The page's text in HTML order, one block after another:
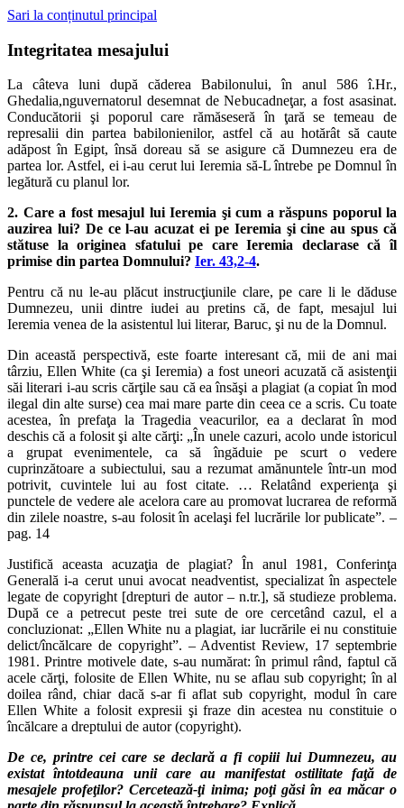
Sari la conținutul principal
Integritatea mesajului
La câteva luni după căderea Babilonului, în anul 586 î.Hr.,
Ghedalia,nguvernatorul desemnat de Nebucadneţar, a fost asasinat.
Conducătorii şi poporul care rămăseseră în ţară se temeau de
represalii din partea babilonienilor, astfel că au hotărât să caute
adăpost în Egipt, însă doreau să se asigure că Dumnezeu era de
partea lor. Astfel, ei i-au cerut lui Ieremia să-L întrebe pe Domnul în
legătură cu planul lor.
2. Care a fost mesajul lui Ieremia şi cum a răspuns poporul la
auzirea lui? De ce l-au acuzat ei pe Ieremia şi cine au spus că
stătuse la originea sfatului pe care Ieremia declarase că îl
primise din partea Domnului? Ier. 43,2-4.
Pentru că nu le-au plăcut instrucţiunile clare, pe care li le dăduse
Dumnezeu, unii dintre iudei au pretins că, de fapt, mesajul lui
Ieremia venea de la asistentul lui literar, Baruc, şi nu de la Domnul.
Din această perspectivă, este foarte interesant că, mii de ani mai
târziu, Ellen White (ca şi Ieremia) a fost uneori acuzată că asistenţii
săi literari i-au scris cărţile sau că ea însăşi a plagiat (a copiat în mod
ilegal din alte surse) cea mai mare parte din ceea ce a scris. Cu toate
acestea, în prefaţa la Tragedia veacurilor, ea a declarat în mod
deschis că a folosit şi alte cărţi: „În unele cazuri, acolo unde istoricul
a grupat evenimentele, ca să îngăduie pe scurt o vedere
cuprinzătoare a subiectului, sau a rezumat amănuntele într-un mod
potrivit, cuvintele lui au fost citate. … Relatând experienţa şi
punctele de vedere ale acelora care au promovat lucrarea de reformă
din zilele noastre, s-au folosit în acelaşi fel lucrările lor publicate”. –
pag. 14
Justifică aceasta acuzaţia de plagiat? În anul 1981, Conferinţa
Generală i-a cerut unui avocat neadventist, specializat în aspectele
legate de copyright [drepturi de autor – n.tr.], să studieze problema.
După ce a petrecut peste trei sute de ore cercetând cazul, el a
concluzionat: „Ellen White nu a plagiat, iar lucrările ei nu constituie
delict/încălcare de copyright”. – Adventist Review, 17 septembrie
1981. Printre motivele date, s-au numărat: în primul rând, faptul că
acele cărţi, folosite de Ellen White, nu se aflau sub copyright; în al
doilea rând, chiar dacă s-ar fi aflat sub copyright, modul în care
Ellen White a folosit expresii şi fraze din acestea nu constituie o
încălcare a dreptului de autor (copyright).
De ce, printre cei care se declară a fi copiii lui Dumnezeu, au
existat întotdeauna unii care au manifestat ostilitate faţă de
mesajele profeţilor? Cercetează-ţi inima; poţi găsi în ea măcar o